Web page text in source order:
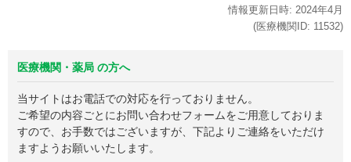
情報更新日時: 2024年4月
(医療機関ID: 11532)
医療機関・薬局 の方へ
当サイトはお電話での対応を行っておりません。
ご希望の内容ごとにお問い合わせフォームをご用意しておりま
すので、お手数ではございますが、下記よりご連絡をいただけ
ますようお願いいたします。